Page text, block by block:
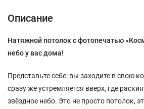
Описание
Натяжной потолок с фотопечатью
небо у вас дома!
Представьте себе: вы заходите в свою
сразу же устремляется вверх, где
звёздное небо. Это не просто потолок,